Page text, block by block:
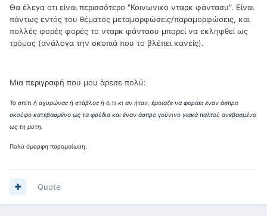
Θα έλεγα οτι είναι περισσότερο "Κοινωνικο νταρκ φάντασυ". Είναι
πάντως εντός του θέματος μεταμορφώσεις/παραμορφώσεις, και
πολλές φορές φορές το νταρκ φάντασυ μπορεί να εκληφθεί ως
τρόμος (ανάλογα την σκοπιά που το βλέπει κανείς).
Μια περιγραφή που μου άρεσε πολύ:
Το σπίτι ή αχυρώνας ή στάβλος ή ό,τι κι αν ήταν, έμοιαζε να φοράει έναν άσπρο
σκούφο κατεβασμένο ως τα φρύδια και έναν άσπρο γούνινο γιακά παλτού ανεβασμένο
ως τη μύτη.
Πολύ όμορφη παρομοίωση.
Quote